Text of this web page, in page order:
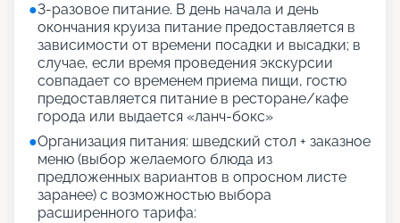
●3-разовое питание. В день начала и день
окончания круиза питание предоставляется в
зависимости от времени посадки и высадки; в
случае, если время проведения экскурсии
совпадает со временем приема пищи, гостю
предоставляется питание в ресторане/кафе
города или выдается «ланч-бокс»
●Организация питания: шведский стол + заказное
меню (выбор желаемого блюда из
предложенных вариантов в опросном листе
заранее) с возможностью выбора
расширенного тарифа: